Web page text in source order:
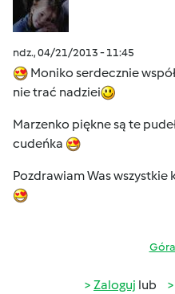
ndz., 04/21/2013 - 11:45
Moniko serdecznie
nie trać nadziei
Marzenko piękne są te
cudeńka
Pozdrawiam Was wszystkie
Zaloguj lub